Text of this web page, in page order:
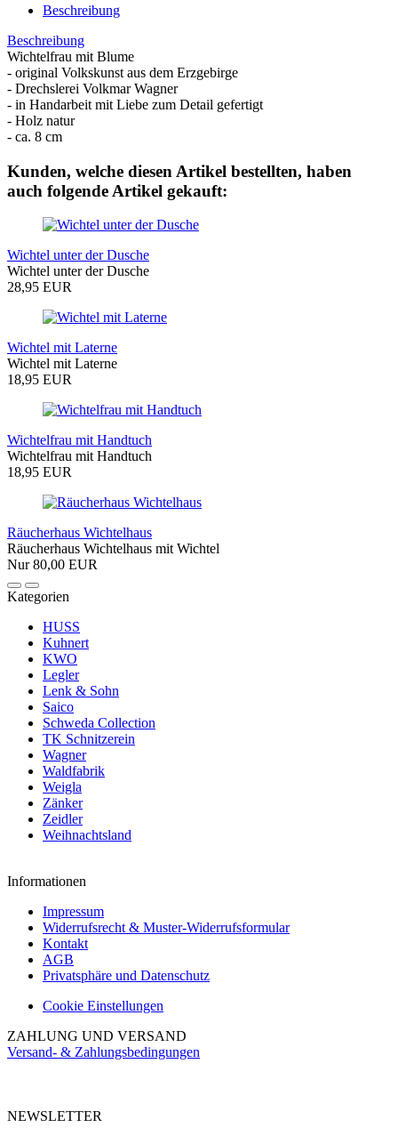
Beschreibung
Beschreibung
Wichtelfrau mit Blume
- original Volkskunst aus dem Erzgebirge
- Drechslerei Volkmar Wagner
- in Handarbeit mit Liebe zum Detail gefertigt
- Holz natur
- ca. 8 cm
Kunden, welche diesen Artikel bestellten, haben
auch folgende Artikel gekauft:
Wichtel unter der Dusche
Wichtel unter der Dusche
28,95 EUR
Wichtel mit Laterne
Wichtel mit Laterne
18,95 EUR
Wichtelfrau mit Handtuch
Wichtelfrau mit Handtuch
18,95 EUR
Räucherhaus Wichtelhaus
Räucherhaus Wichtelhaus mit Wichtel
Nur 80,00 EUR
Kategorien
HUSS
Kuhnert
KWO
Legler
Lenk & Sohn
Saico
Schweda Collection
TK Schnitzerein
Wagner
Waldfabrik
Weigla
Zänker
Zeidler
Weihnachtsland
Informationen
Impressum
Widerrufsrecht & Muster-Widerrufsformular
Kontakt
AGB
Privatsphäre und Datenschutz
Cookie Einstellungen
ZAHLUNG UND VERSAND
Versand- & Zahlungsbedingungen
NEWSLETTER